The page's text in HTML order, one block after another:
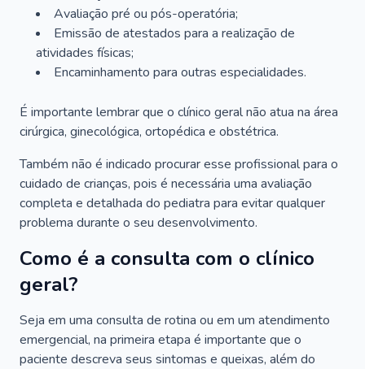
Avaliação pré ou pós-operatória;
Emissão de atestados para a realização de
atividades físicas;
Encaminhamento para outras especialidades.
É importante lembrar que o clínico geral não atua na área
cirúrgica, ginecológica, ortopédica e obstétrica.
Também não é indicado procurar esse profissional para o
cuidado de crianças, pois é necessária uma avaliação
completa e detalhada do pediatra para evitar qualquer
problema durante o seu desenvolvimento.
Como é a consulta com o clínico
geral?
Seja em uma consulta de rotina ou em um atendimento
emergencial, na primeira etapa é importante que o
paciente descreva seus sintomas e queixas, além do